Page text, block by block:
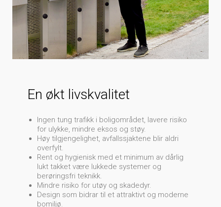
En økt livskvalitet
Ingen tung trafikk i boligområdet, lavere risiko
for ulykke, mindre eksos og støy.
Høy tilgjengelighet, avfallssjaktene blir aldri
overfylt.
Rent og hygienisk med et minimum av dårlig
lukt takket være lukkede systemer og
berøringsfri teknikk.
Mindre risiko for utøy og skadedyr.
Design som bidrar til et attraktivt og moderne
bomiljø.